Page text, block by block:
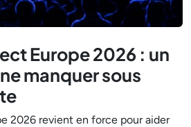
Europe 2026 : un
manquer sous
2026 revient en force pour aider